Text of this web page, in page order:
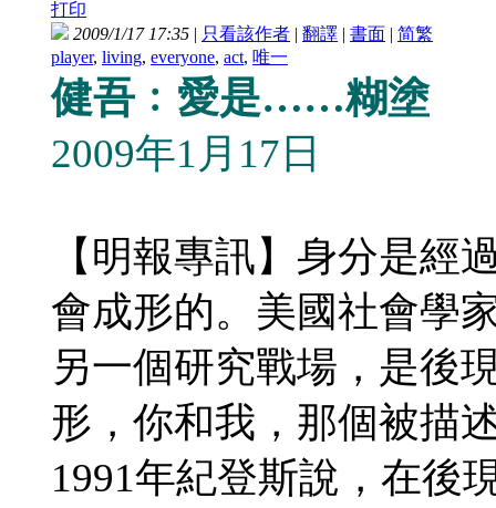
打印
2009/1/17 17:35 | 只看該作者 | 翻譯 | 書面 | 简繁
player, living, everyone, act, 唯一
健吾﹕愛是……糊塗
2009年1月17日
【明報專訊】身分是經
會成形的。美國社會學
另一個研究戰場，是後
形，你和我，那個被描
1991年紀登斯說，在後